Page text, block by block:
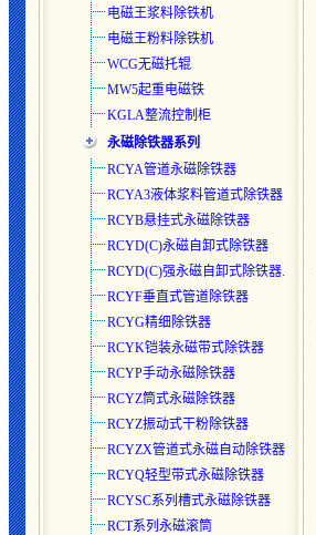
电磁王浆料除铁机
电磁王粉料除铁机
WCG无磁托辊
MW5起重电磁铁
KGLA整流控制柜
永磁除铁器系列
RCYA管道永磁除铁器
RCYA3液体浆料管道式除铁器
RCYB悬挂式永磁除铁器
RCYD(C)永磁自卸式除铁器
RCYD(C)强永磁自卸式除铁器.
RCYF垂直式管道除铁器
RCYG精细除铁器
RCYK铠装永磁带式除铁器
RCYP手动永磁除铁器
RCYZ筒式永磁除铁器
RCYZ振动式干粉除铁器
RCYZX管道式永磁自动除铁器
RCYQ轻型带式永磁除铁器
RCYSC系列槽式永磁除铁器
RCT系列永磁滚筒